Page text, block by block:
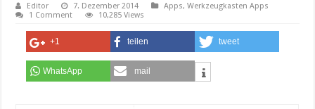
Editor 7. Dezember 2014 Apps,Werkzeugkasten Apps
1 Comment
10,285 Views
+1 teilen tweet
WhatsApp mail